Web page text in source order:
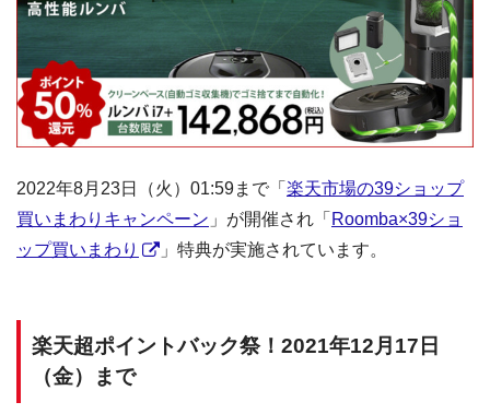
2022年8月23日（火）01:59まで「 楽天市場の39ショップ
買いまわりキャンペーン 」が開催され「 Roomba×39ショ
ップ買いまわり
」特典が実施されています。
楽天超ポイントバック祭！2021年12月17日
（金）まで